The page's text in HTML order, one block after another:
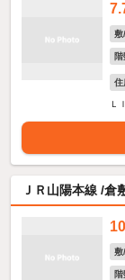
敷
住
Ｌ
ＪＲ山陽本線 /倉
10
敷